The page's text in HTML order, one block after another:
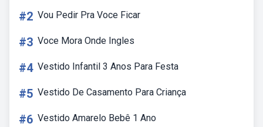
#2 Vou Pedir Pra Voce Ficar
#3 Voce Mora Onde Ingles
#4 Vestido Infantil 3 Anos Para Festa
#5 Vestido De Casamento Para Criança
#6 Vestido Amarelo Bebê 1 Ano